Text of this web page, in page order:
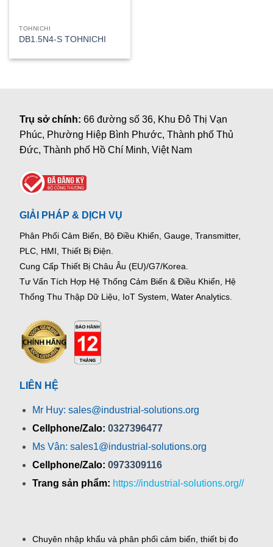
TOHNICHI
DB1.5N4-S TOHNICHI
Trụ sở chính:66 đường số 36, Khu Đô Thị Vạn
Phúc, Phường Hiệp Bình Phước, Thành phố Thủ
Đức, Thành phố Hồ Chí Minh, Việt Nam
GIẢI PHÁP & DỊCH VỤ
Phân Phối Cảm Biến, Bộ Điều Khiển, Gauge, Transmitter,
PLC, HMI, Thiết Bị Điện.
Cung Cấp Thiết Bị Châu Âu (EU)/G7/Korea.
Tư Vấn Tích Hợp Hệ Thống Cảm Biến & Điều Khiển, Hệ
Thống Thu Thập Dữ Liệu, IoT System, Water Analytics.
LIÊN HỆ
Mr Huy: sales@industrial-solutions.org
Cellphone/Zalo: 0327396477
Ms Vân: sales1@industrial-solutions.org
Cellphone/Zalo: 0973309116
Trang sản phẩm: https://industrial-solutions.org//
Chuyên nhập khẩu và phân phối cảm biến, thiết bị đo